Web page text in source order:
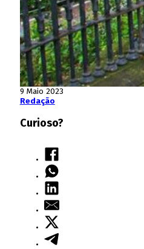
9 Maio 2023
Redação
Curioso?